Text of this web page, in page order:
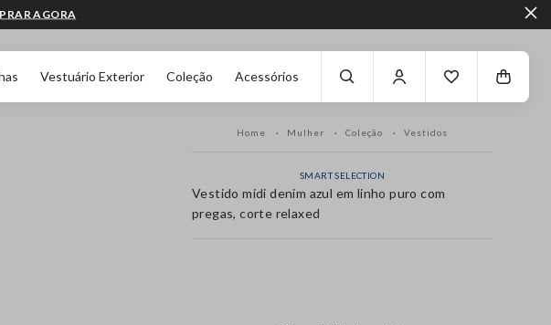
Vestuário Exterior Coleção Acessórios
AGORA
Home Mulher Coleção Vestidos
SMART SELECTION
Vestido midi denim azul em linho puro com
pregas, corte relaxed